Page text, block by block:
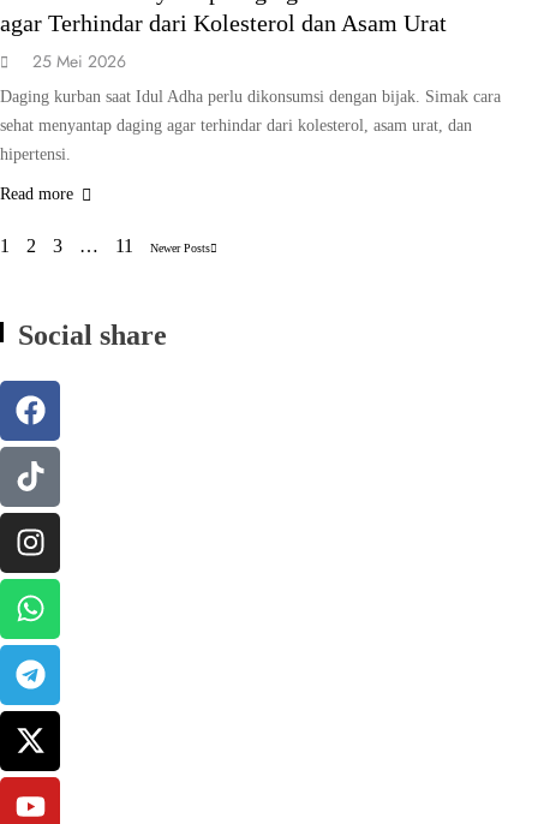
agar Terhindar dari Kolesterol dan Asam Urat
25 Mei 2026
Daging kurban saat Idul Adha perlu dikonsumsi dengan bijak. Simak cara
sehat menyantap daging agar terhindar dari kolesterol, asam urat, dan
hipertensi.
Read more
1 2 3 … 11 Newer Posts
Social share